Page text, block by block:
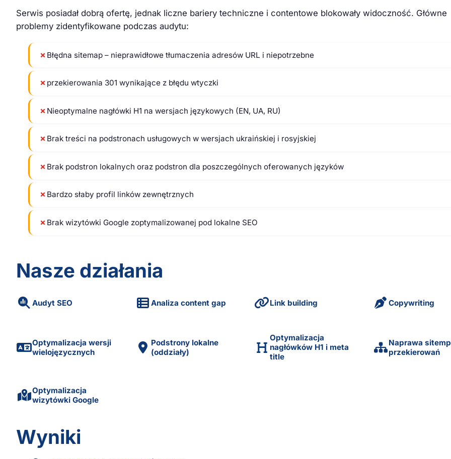
Serwis posiadał dobrą ofertę, jednak liczne bariery techniczne i contentowe blokowały widoczność. Główne
problemy zidentyfikowane podczas audytu:
✗ Błędna sitemap – nieprawidłowe tłumaczenia adresów URL i niepotrzebne
✗ przekierowania 301 wynikające z błędu wtyczki
✗ Nieoptymalne nagłówki H1 na wersjach językowych (EN, UA, RU)
✗ Brak treści na podstronach usługowych w wersjach ukraińskiej i rosyjskiej
✗ Brak podstron lokalnych oraz podstron dla poszczególnych oferowanych języków
✗ Bardzo słaby profil linków zewnętrznych
✗ Brak wizytówki Google zoptymalizowanej pod lokalne SEO
Nasze działania
Audyt SEO Analiza content gap Link building Copywriting
Optymalizacja wersji
wielojęzycznych
Podstrony lokalne
(oddziały)
Optymalizacja
nagłówków H1 i meta
title
Naprawa
przekierowań
Optymalizacja
wizytówki Google
Wyniki